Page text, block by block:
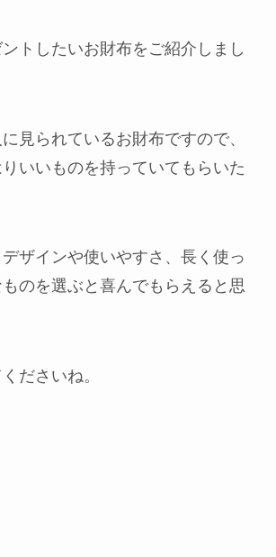
トしたいお財布をご紹介しまし
見られているお財布ですので、
いいものを持っていてもらいた
ザインや使いやすさ、長く使っ
のを選ぶと喜んでもらえると思
ださいね。